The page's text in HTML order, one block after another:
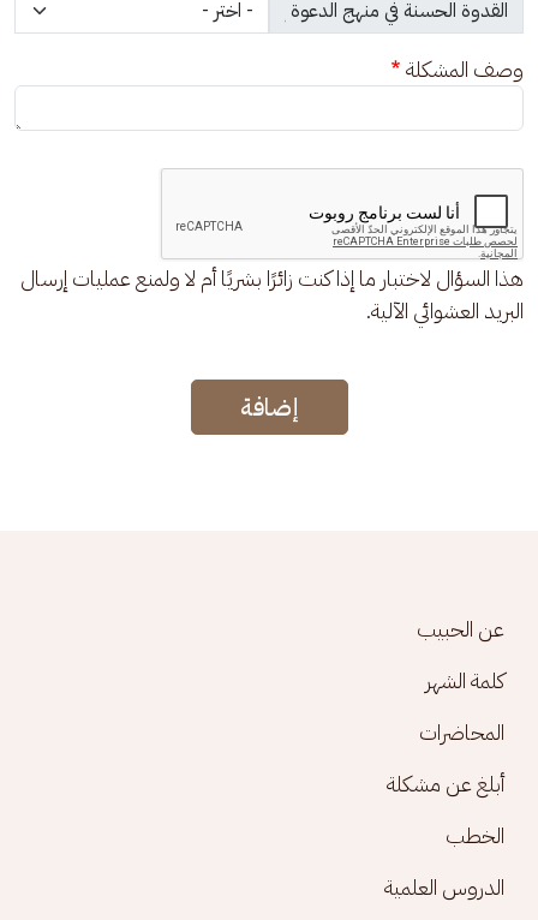
وصف المشكلة
هذا السؤال لاختبار ما إذا كنت زائرًا بشريًا أم لا ولمنع عمليات إرسال
البريد العشوائي الآلية.
إضافة
Footer menu
عن الحبيب
كلمة الشهر
المحاضرات
أبلغ عن مشكلة
الخطب
الدروس العلمية